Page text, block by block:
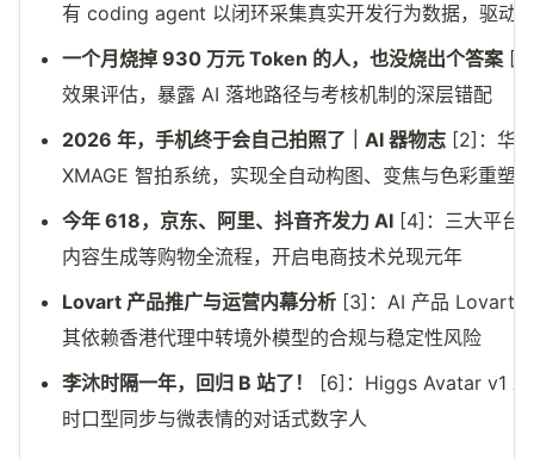
有 coding agent 以闭环采集真实开发行为数据，驱动
一个月烧掉 930 万元 Token 的人，也没烧出个答案
效果评估，暴露 AI 落地路径与考核机制的深层错配
2026 年，手机终于会自己拍照了｜AI 器物志 [2]：华
XMAGE 智拍系统，实现全自动构图、变焦与色彩重塑
今年 618，京东、阿里、抖音齐发力 AI [4]：三大平台
内容生成等购物全流程，开启电商技术兑现元年
Lovart 产品推广与运营内幕分析 [3]：AI 产品 Lovart
其依赖香港代理中转境外模型的合规与稳定性风险
李沐时隔一年，回归 B 站了！
[6]：Higgs Avatar v1
时口型同步与微表情的对话式数字人